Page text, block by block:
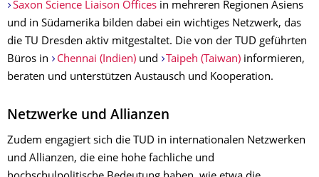
Saxon Science Liaison Officesin mehreren Regionen Asiens
und in Südamerika bilden dabei ein wichtiges Netzwerk, das
die TU Dresden aktiv mitgestaltet. Die von der TUD geführten
Büros in
Chennai (Indien)und Taipeh (Taiwan) informieren,
beraten und unterstützen Austausch und Kooperation.
Netzwerke und Allianzen
Zudem engagiert sich die TUD in internationalen Netzwerken
und Allianzen, die eine hohe fachliche und